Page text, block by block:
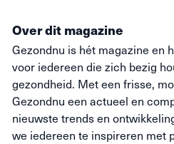
Over dit magazine
Gezondnu is hét magazine en
voor iedereen die zich bezig
gezondheid. Met een frisse,
Gezondnu een actueel en
nieuwste trends en
we iedereen te inspireren met